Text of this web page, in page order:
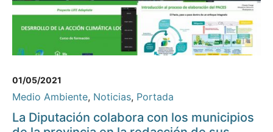
01/05/2021
Medio Ambiente, Noticias, Portada
La Diputación colabora con los municipios